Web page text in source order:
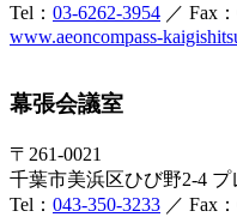
Tel： 03-6262-3954 ／ Fax
www.aeoncompass-
幕張会議室
〒261-0021
千葉市美浜区ひび野2-4
Tel： 043-350-3233 ／ Fax